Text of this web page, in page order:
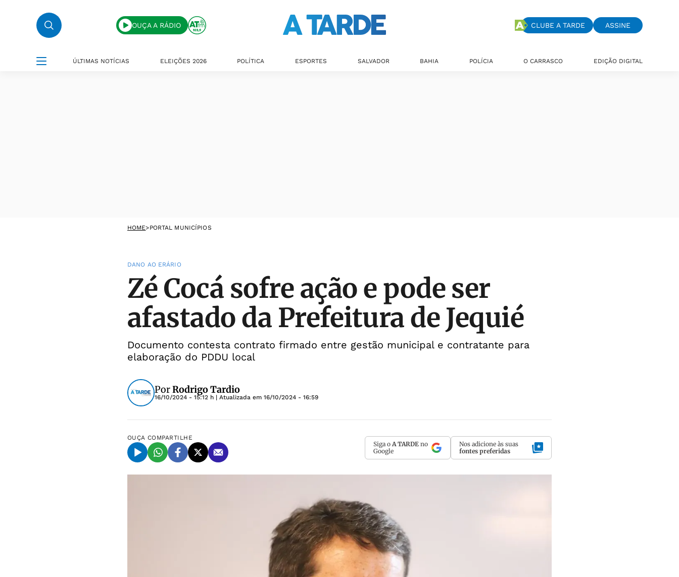
OUÇA A RÁDIO CLUBE A TARDE ASSINE
ÚLTIMAS NOTÍCIAS ELEIÇÕES 2026 POLÍTICA ESPORTES SALVADOR BAHIA POLÍCIA O CARRASCO EDIÇÃO DIGITAL
HOME>PORTAL MUNICÍPIOS
DANO AO ERÁRIO
Zé Cocá sofre ação e pode ser
afastado da Prefeitura de Jequié
Documento contesta contrato firmado entre gestão municipal e contratante para
elaboração do PDDU local
PorRodrigo Tardio
16/10/2024 - 15:12 h | Atualizada em 16/10/2024 - 16:59
OUÇA COMPARTILHE
Siga o A TARDE no
Google
Nos adicione às suas
fontes preferidas